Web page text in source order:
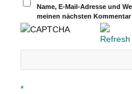
Name, E-Mail-Adresse und
meinen nächsten
*